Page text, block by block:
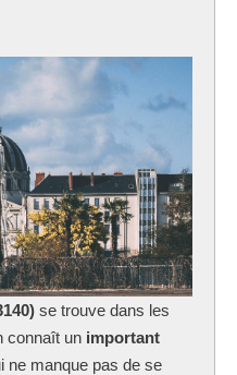
se trouve dans les
connaît un important
ne manque pas de se